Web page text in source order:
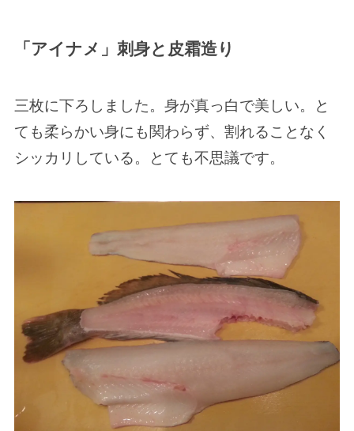
「アイナメ」刺身と皮霜造り
三枚に下ろしました。身が真っ白で美しい。と
ても柔らかい身にも関わらず、割れることなく
シッカリしている。とても不思議です。